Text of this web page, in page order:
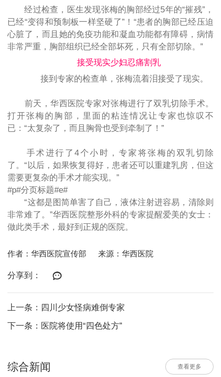
经过检查，医生发现张梅的胸部经过5年的“摧残”，
已经“变得和预制板一样坚硬了”！“患者的胸部已经压迫
心脏了，而且她的免疫功能和凝血功能都有障碍，病情
非常严重，胸部组织已经全部坏死，只有全部切除。”
接受现实少妇忍痛割乳
接到专家的检查单，张梅流着泪接受了现实。
前天，华西医院专家对张梅进行了双乳切除手术。
打开张梅的胸部，里面的粘连情况让专家也惊叹不
已：“太复杂了，而且胸骨也受到牵制了！”
手术进行了4个小时，专家将张梅的双乳切除
了。“以后，如果恢复得好，患者还可以重建乳房，但这
需要更复杂的手术才能实现。”
#p#分页标题#e#
“这都是图简单害了自己，液体注射进容易，清除则
非常难了。”华西医院整形外科的专家提醒爱美的女士：
做此类手术，最好到正规的医院。
作者：华西医院宣传部 来源：华西医院
分享到：
上一条：四川少女怪病难倒专家
下一条：医院将使用“四色处方”
综合新闻 查看更多